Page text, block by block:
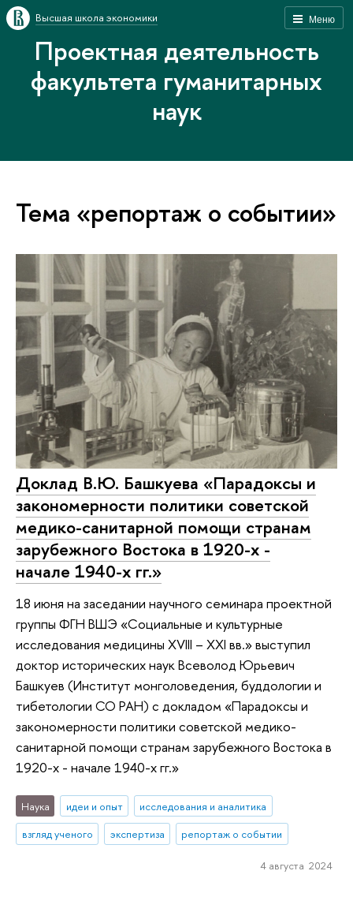
Меню
Высшая школа экономики
Проектная деятельность
факультета гуманитарных
наук
Тема «репортаж о событии»
Доклад В.Ю. Башкуева «Парадоксы и
закономерности политики советской
медико-санитарной помощи странам
зарубежного Востока в 1920-х -
начале 1940-х гг.»
18 июня на заседании научного семинара проектной
группы ФГН ВШЭ «Социальные и культурные
исследования медицины XVIII – XXI вв.» выступил
доктор исторических наук Всеволод Юрьевич
Башкуев (Институт монголоведения, буддологии и
тибетологии СО РАН) с докладом «Парадоксы и
закономерности политики советской медико-
санитарной помощи странам зарубежного Востока в
1920-х - начале 1940-х гг.»
Наука идеи и опыт
исследования и аналитика
взгляд ученого
экспертиза репортаж о событии
4 августа 2024